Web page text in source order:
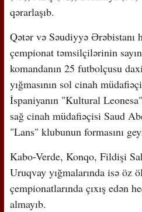
qərarlaşıb.
Qətər və Səudiyyə Ərəbistanı
çempionat təmsilçilərinin
komandanın 25 futbolçusu
yığmasının sol cinah
İspaniyanın "Kultural
sağ cinah müdafiəçisi Saud
"Lans" klubunun formasını
Kabo-Verde, Konqo, Fildişi
Uruqvay yığmalarında isə öz
çempionatlarında çıxış edən
almayıb.